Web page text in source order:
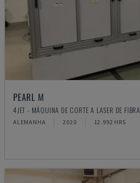
PEARL M
4JET - MÁQUINA DE CORTE A LASER DE FIBRA
ALEMANHA 2020 12.992 HRS